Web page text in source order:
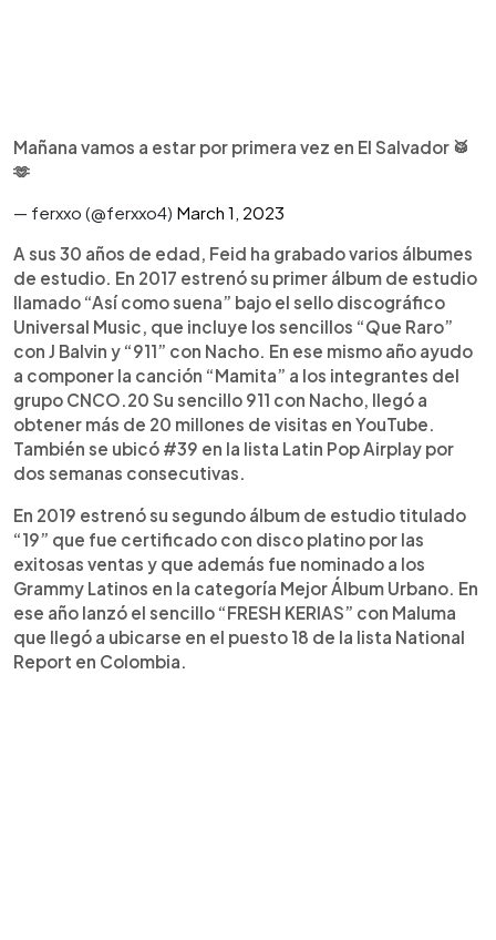
Mañana vamos a estar por primera vez en El Salvador 🥁
🫶
— ferxxo (@ferxxo4) March 1, 2023
A sus 30 años de edad, Feid ha grabado varios álbumes
de estudio. En 2017 estrenó su primer álbum de estudio
llamado “Así como suena” bajo el sello discográfico
Universal Music, que incluye los sencillos “Que Raro”
con J Balvin y “911” con Nacho.​ En ese mismo año ayudo
a componer la canción “Mamita” a los integrantes del
grupo CNCO.20​ Su sencillo 911 con Nacho, llegó a
obtener más de 20 millones de visitas en YouTube.
También se ubicó #39 en la lista Latin Pop Airplay por
dos semanas consecutivas.
En 2019 estrenó su segundo álbum de estudio titulado
“19” que fue certificado con disco platino por las
exitosas ventas y que además fue nominado a los
Grammy Latinos en la categoría Mejor Álbum Urbano. En
ese año lanzó el sencillo “FRESH KERIAS” con Maluma
que llegó a ubicarse en el puesto 18 de la lista National
Report en Colombia.